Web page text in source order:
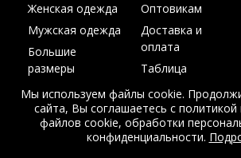
Женская одежда
Мужская одежда
Большие
размеры
Акции
Оптовикам
Доставка и
оплата
Таблица
Мы используем файлы cookie.
сайта, Вы соглашаетесь с политикой
файлов cookie, обработки
конфиденциальности.